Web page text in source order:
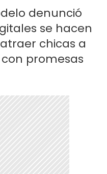
denunció
se hacen
chicas a
promesas